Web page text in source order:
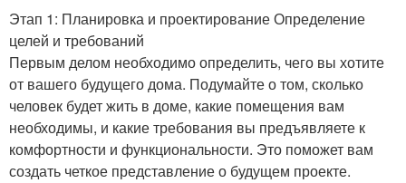
Этап 1: Планировка и проектирование Определение
целей и требований
Первым делом необходимо определить, чего вы хотите
от вашего будущего дома. Подумайте о том, сколько
человек будет жить в доме, какие помещения вам
необходимы, и какие требования вы предъявляете к
комфортности и функциональности. Это поможет вам
создать четкое представление о будущем проекте.